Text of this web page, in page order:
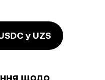
у UZS
щодо